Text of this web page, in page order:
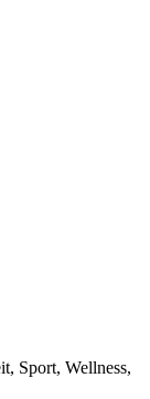
Sport, Wellness,